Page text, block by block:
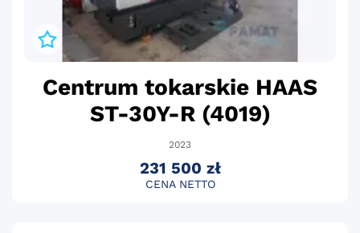
Centrum tokarskie HAAS
ST-30Y-R (4019)
2023
231 500 zł
CENA NETTO